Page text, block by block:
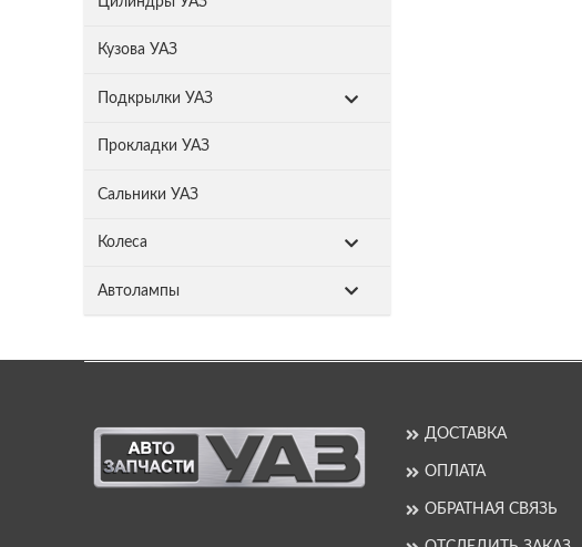
Кузова УАЗ
Подкрылки УАЗ
Прокладки УАЗ
Сальники УАЗ
Колеса
Автолампы
ДОСТАВКА
ОПЛАТА
ОБРАТНАЯ СВЯЗЬ